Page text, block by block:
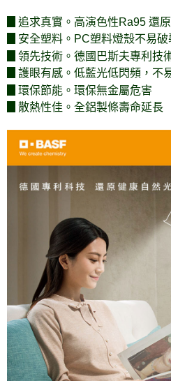
▊追求真實。高演色性Ra95 還
▊安全塑料。PC塑料燈殼不易破
▊領先技術。德國巴斯夫專利技
▊護眼有感。低藍光低閃頻，不
▊環保節能。環保無金屬危害
▊散熱性佳。全鋁製條壽命延長